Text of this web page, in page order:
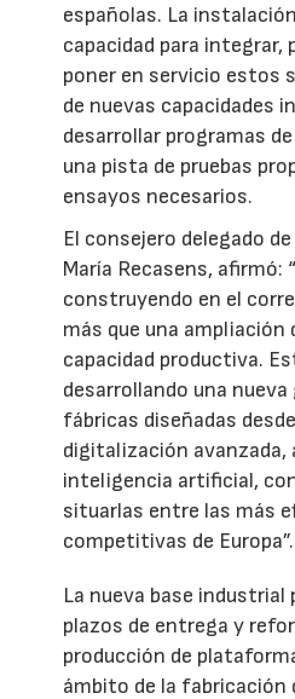
españolas. La
capacidad para integrar,
poner en servicio estos
de nuevas capacidades
desarrollar programas
una pista de pruebas
ensayos necesarios.
El consejero delegado
María Recasens, afirmó:
construyendo en el
más que una ampliación
capacidad productiva.
desarrollando una nueva
fábricas diseñadas
digitalización
inteligencia artificial,
situarlas entre las más
competitivas de Europa”.
La nueva base
plazos de entrega y
producción de
ámbito de la fabricación